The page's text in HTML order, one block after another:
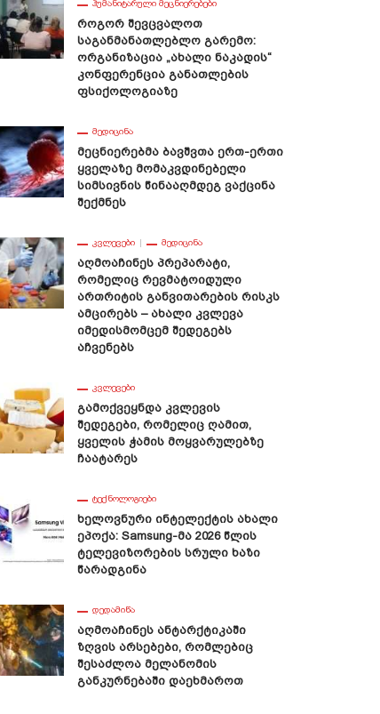
ᲰᲣᲛᲐᲜᲘᲢᲐᲠᲣᲚᲘ ᲛᲔᲪᲜᲘᲔᲠᲔᲑᲔᲑᲘ
Როგორ Შევცვალოთ
Საგანმანათლებლო Გარემო:
Ორგანიზაცია „ახალი Ნაკადის“
Კონფერენცია Განათლების
Ფსიქოლოგიაზე
ᲛᲔᲓᲘᲪᲘᲜᲐ
Მეცნიერებმა Ბავშვთა Ერთ-Ერთი
Ყველაზე Მომაკვდინებელი
Სიმსივნის Წინააღმდეგ Ვაქცინა
Შექმნეს
ᲙᲕᲚᲔᲕᲔᲑᲘ ᲛᲔᲓᲘᲪᲘᲜᲐ
Აღმოაჩინეს Პრეპარატი,
Რომელიც Რევმატოიდული
Ართრიტის Განვითარების Რისკს
Ამცირებს – Ახალი Კვლევა
Იმედისმომცემ Შედეგებს
Აჩვენებს
ᲙᲕᲚᲔᲕᲔᲑᲘ
Გამოქვეყნდა Კვლევის
Შედეგები, Რომელიც Ღამით,
Ყველის Ჭამის Მოყვარულებზე
Ჩაატარეს
ᲢᲔᲥᲜᲝᲚᲝᲒᲘᲔᲑᲘ
Ხელოვნური Ინტელექტის Ახალი
Ეპოქა: Samsung-Მა 2026 Წლის
Ტელევიზორების Სრული Ხაზი
Წარადგინა
ᲓᲔᲓᲐᲛᲘᲬᲐ
Აღმოაჩინეს Ანტარქტიკაში
Ზღვის Არსებები, Რომლებიც
Შესაძლოა Მელანომის
Განკურნებაში Დაეხმაროთ